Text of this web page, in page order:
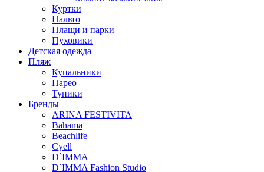
Куртки
Пальто
Плащи и парки
Пуховики
Детская одежда
Пляж
Купальники
Парео
Туники
Бренды
ARINA FESTIVITA
Bahama
Beachlife
Cyell
D`IMMA
D`IMMA Fashion Studio